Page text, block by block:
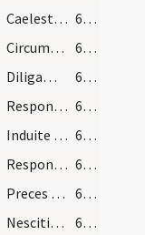
Caelestibus Domine pasti deliciis
61 (20r)
Circumdederunt me
61 (20r)
Diligam te Domine
61 (20r)
Respondens Iesus ... Confiteor tibi Pater
61 (20r)
Induite vos sicut electi
61 (20r)
Respondens Iesus ... Confiteor tibi Pater
61 (20r)
Preces populi tui ... pro tui nominis gloria misericorditer liberemur.
62 (20v)
Nescitis quod hi qui in stadio currunt
62 (20v)